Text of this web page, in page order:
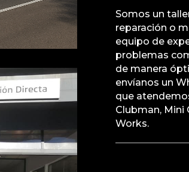
Somos un
reparación o
equipo de
problemas
de manera
envíanos un
que
Clubman, Mini
Works.